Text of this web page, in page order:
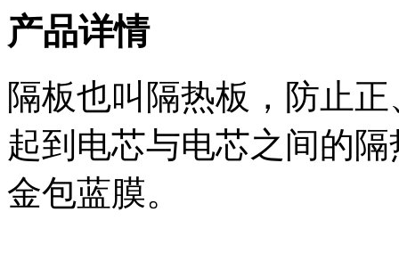
产品详情
隔板也叫隔热板，防止
起到电芯与电芯之间的
金包蓝膜。